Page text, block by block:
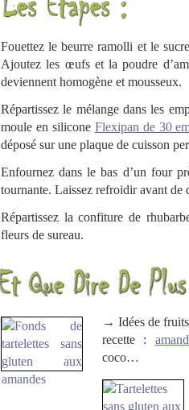
Fouettez le beurre ramolli et le
Ajoutez les œufs et la poudre
deviennent homogène et mousseux.
Répartissez le mélange dans les
moule en silicone Flexipan de 30
déposé sur une plaque de cuisson
Enfournez dans le bas d’un four
tournante. Laissez refroidir avant de
Répartissez la confiture de
fleurs de sureau.
→ Idées de
recette :
coco…